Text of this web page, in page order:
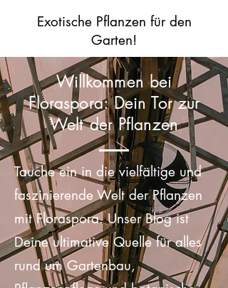
Exotische Pflanzen für den
Garten!
Willkommen bei
Floraspora: Dein Tor zur
Welt der Pflanzen
Tauche ein in die vielfältige und
faszinierende Welt der Pflanzen
mit Floraspora. Unser Blog ist
Deine ultimative Quelle für alles